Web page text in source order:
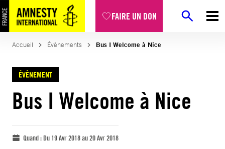
FAIRE UN DON
Accueil Évènements Bus I Welcome à Nice
ÉVÈNEMENT
Bus I Welcome à Nice
Quand :Du 19 Avr 2018 au 20 Avr 2018